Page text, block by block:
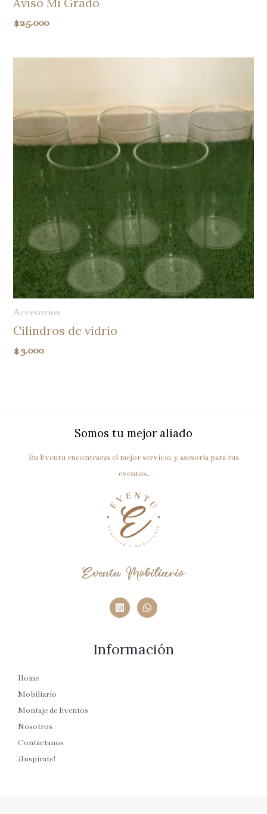
$25.000
Accesorios
Cilindros de vidrio
$3.000
Somos tu mejor aliado
En Eventu encontraras el mejor servicio y asesoría para tus
eventos.
Eventu Mobiliario
Información
Home
Mobiliario
Montaje de Eventos
Nosotros
Contáctanos
¡Inspírate!